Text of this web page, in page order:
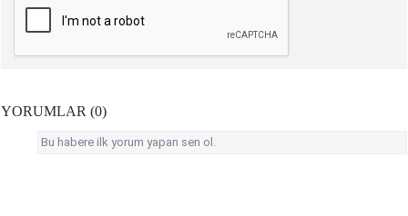
YORUMLAR (0)
Bu habere ilk yorum yapan sen ol.